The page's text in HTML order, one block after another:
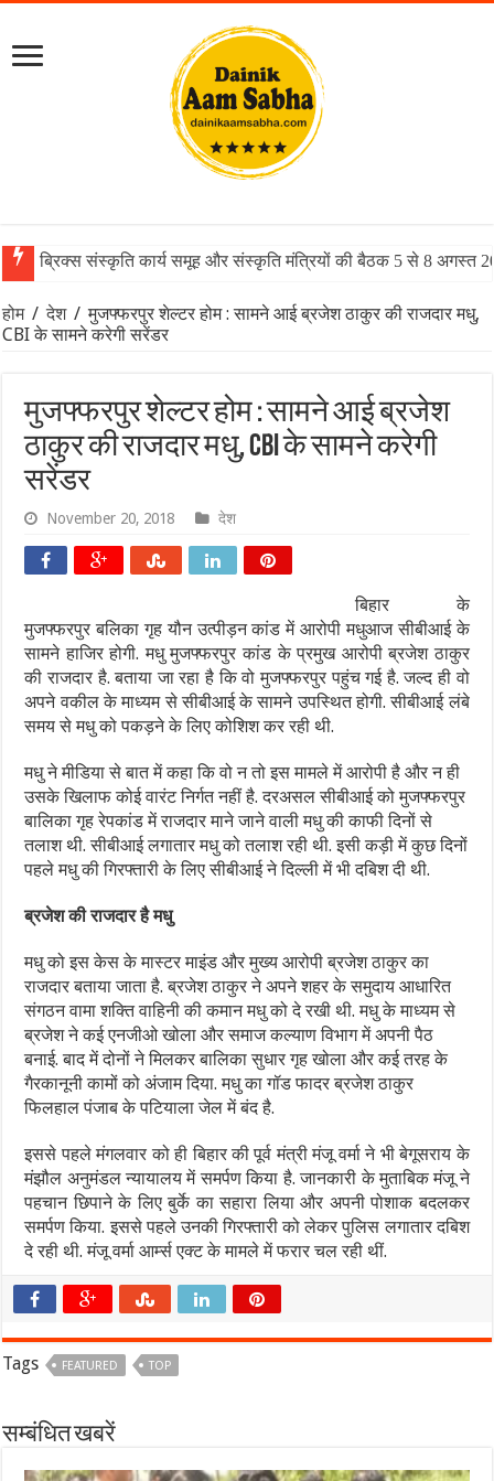
ब्रिक्स संस्कृति कार्य समूह और संस्कृति मंत्रियों की बैठक 5 से 8 अगस्त
होम / देश / मुजफ्फरपुर शेल्टर होम : सामने आई ब्रजेश ठाकुर की राजदार मधु,
CBI के सामने करेगी सरेंडर
मुजफ्फरपुर शेल्टर होम : सामने आई ब्रजेश
ठाकुर की राजदार मधु, CBI के सामने करेगी
सरेंडर
November 20, 2018 देश
बिहार के
मुजफ्फरपुर बलिका गृह यौन उत्पीड़न कांड में आरोपी मधुआज सीबीआई के
सामने हाजिर होगी. मधु मुजफ्फरपुर कांड के प्रमुख आरोपी ब्रजेश ठाकुर
की राजदार है. बताया जा रहा है कि वो मुजफ्फरपुर पहुंच गई है. जल्‍द ही वो
अपने वकील के माध्‍यम से सीबीआई के सामने उपस्थित होगी. सीबीआई लंबे
समय से मधु को पकड़ने के लिए कोशिश कर रही थी.
मधु ने मीडिया से बात में कहा कि वो न तो इस मामले में आरोपी है और न ही
उसके खिलाफ कोई वारंट निर्गत नहीं है. दरअसल सीबीआई को मुजफ्फरपुर
बालिका गृह रेपकांड में राजदार माने जाने वाली मधु की काफी दिनों से
तलाश थी. सीबीआई लगातार मधु को तलाश रही थी. इसी कड़ी में कुछ दिनों
पहले मधु की गिरफ्तारी के लिए सीबीआई ने दिल्ली में भी दबिश दी थी.
ब्रजेश की राजदार है मधु
मधु को इस केस के मास्टर माइंड और मुख्य आरोपी ब्रजेश ठाकुर का
राजदार बताया जाता है. ब्रजेश ठाकुर ने अपने शहर के समुदाय आधारित
संगठन वामा शक्ति वाहिनी की कमान मधु को दे रखी थी. मधु के माध्यम से
ब्रजेश ने कई एनजीओ खोला और समाज कल्याण विभाग में अपनी पैठ
बनाई. बाद में दोनों ने मिलकर बालिका सुधार गृह खोला और कई तरह के
गैरकानूनी कामों को अंजाम दिया. मधु का गॉड फादर ब्रजेश ठाकुर
फिलहाल पंजाब के पटियाला जेल में बंद है.
इससे पहले मंगलवार को ही बिहार की पूर्व मंत्री मंजू वर्मा ने भी बेगूसराय के
मंझौल अनुमंडल न्यायालय में समर्पण किया है. जानकारी के मुताबिक मंजू ने
पहचान छिपाने के लिए बुर्के का सहारा लिया और अपनी पोशाक बदलकर
समर्पण किया. इससे पहले उनकी गिरफ्तारी को लेकर पुलिस लगातार दबिश
दे रही थी. मंजू वर्मा आर्म्स एक्ट के मामले में फरार चल रही थीं.
Tags FEATURED TOP
सम्बंधित खबरें